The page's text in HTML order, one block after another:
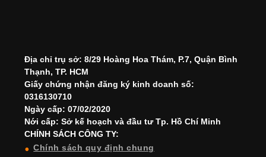
Địa chỉ trụ sở: 8/29 Hoàng Hoa Thám, P.7, Quận Bình
Thạnh, TP. HCM
Giấy chứng nhận đăng ký kinh doanh số:
0316130710
Ngày cấp: 07/02/2020
Nới cấp: Sở kế hoạch và đầu tư Tp. Hồ Chí Minh
CHÍNH SÁCH CÔNG TY:
Chính sách quy định chung